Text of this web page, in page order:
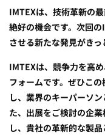
IMTEXは、技術革新の
絶好の機会です。次回
させる新たな発見がきっ
IMTEXは、競争力を高
フォームです。ぜひこ
し、業界のキーパーソ
た、出展をご検討の企
し、貴社の革新的な製